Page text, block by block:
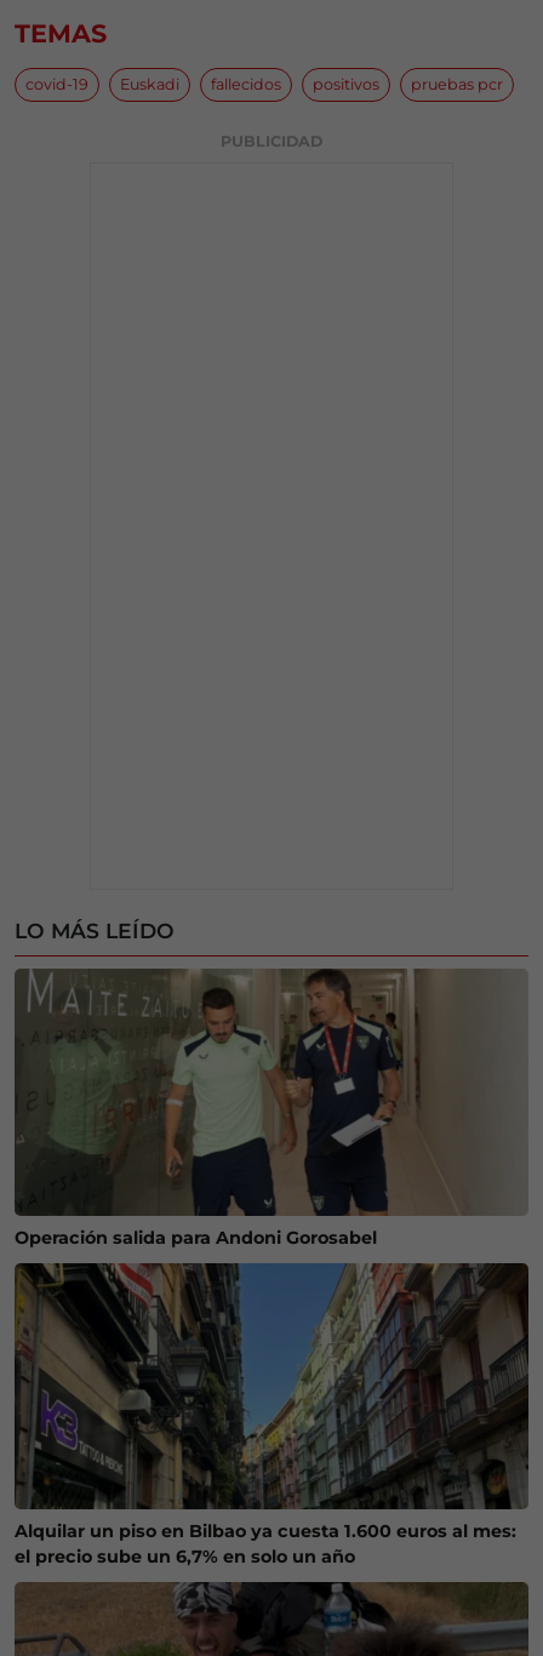
TEMAS
covid-19 Euskadi fallecidos positivos pruebas pcr
PUBLICIDAD
LO MÁS LEÍDO
Operación salida para Andoni Gorosabel
Alquilar un piso en Bilbao ya cuesta 1.600 euros al mes:
el precio sube un 6,7% en solo un año